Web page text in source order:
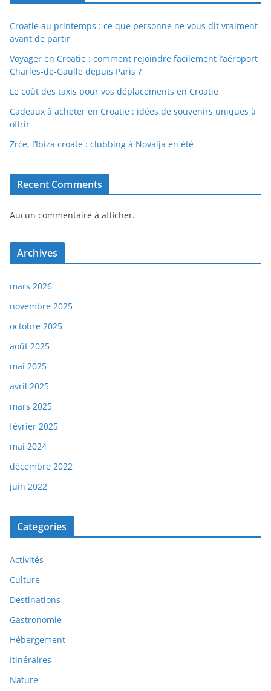
Croatie au printemps : ce que personne ne vous dit vraiment
avant de partir
Voyager en Croatie : comment rejoindre facilement l’aéroport
Charles-de-Gaulle depuis Paris ?
Le coût des taxis pour vos déplacements en Croatie
Cadeaux à acheter en Croatie : idées de souvenirs uniques à
offrir
Zrće, l’Ibiza croate : clubbing à Novalja en été
Recent Comments
Aucun commentaire à afficher.
Archives
mars 2026
novembre 2025
octobre 2025
août 2025
mai 2025
avril 2025
mars 2025
février 2025
mai 2024
décembre 2022
juin 2022
Categories
Activités
Culture
Destinations
Gastronomie
Hébergement
Itinéraires
Nature